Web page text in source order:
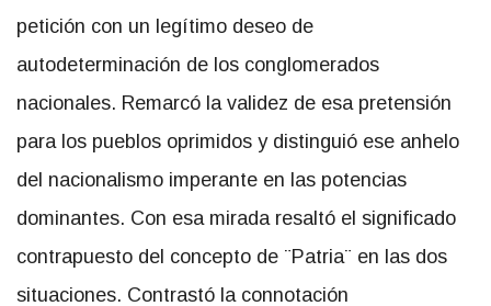
petición con un legítimo deseo de
autodeterminación de los conglomerados
nacionales. Remarcó la validez de esa pretensión
para los pueblos oprimidos y distinguió ese anhelo
del nacionalismo imperante en las potencias
dominantes. Con esa mirada resaltó el significado
contrapuesto del concepto de ¨Patria¨ en las dos
situaciones. Contrastó la connotación